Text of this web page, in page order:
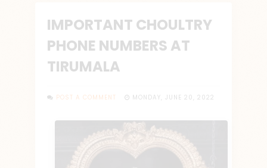
IMPORTANT CHOULTRY
PHONE NUMBERS AT
TIRUMALA
POST A COMMENT MONDAY, JUNE 20, 2022